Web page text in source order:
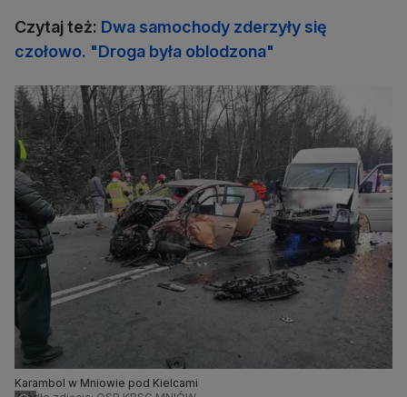
Czytaj też: Dwa samochody zderzyły się
czołowo. "Droga była oblodzona"
Karambol w Mniowie pod Kielcami